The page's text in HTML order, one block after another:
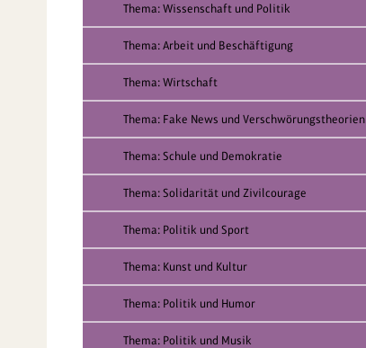
Thema: Wissenschaft und Politik
Thema: Arbeit und Beschäftigung
Thema: Wirtschaft
Thema: Fake News und Verschwörungstheorien
Thema: Schule und Demokratie
Thema: Solidarität und Zivilcourage
Thema: Politik und Sport
Thema: Kunst und Kultur
Thema: Politik und Humor
Thema: Politik und Musik